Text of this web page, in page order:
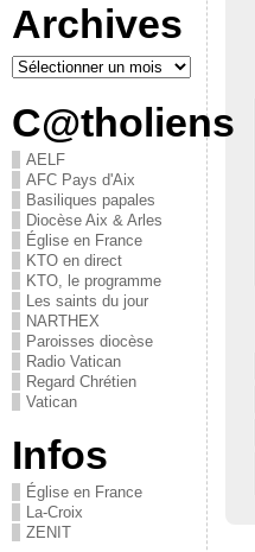
Archives
C@tholiens
AELF
AFC Pays d'Aix
Basiliques papales
Diocèse Aix & Arles
Église en France
KTO en direct
KTO, le programme
Les saints du jour
NARTHEX
Paroisses diocèse
Radio Vatican
Regard Chrétien
Vatican
Infos
Église en France
La-Croix
ZENIT